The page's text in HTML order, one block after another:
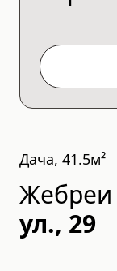
Дача, 41.5м²
Жебреи
ул., 29